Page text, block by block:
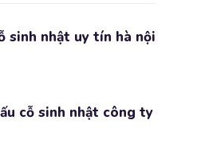
sinh nhật uy tín hà nội
cỗ sinh nhật công ty